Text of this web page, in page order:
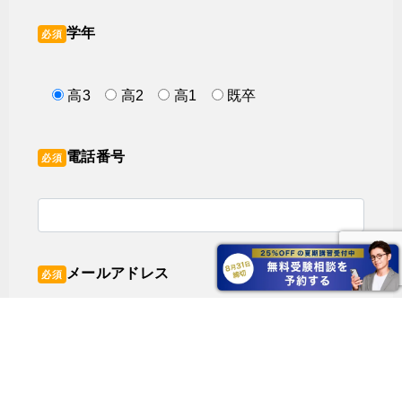
必須 学年
高3 高2 高1 既卒
必須 電話番号
必須 メールアドレス